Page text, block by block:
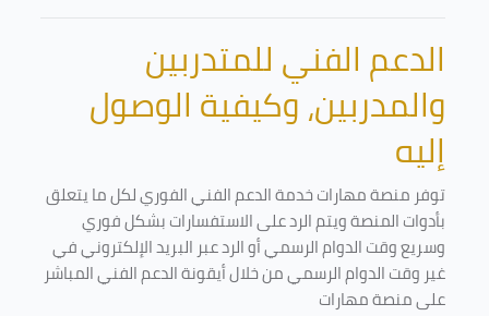
الدعم الفني للمتدربين
والمدربين، وكيفية الوصول
إليه
توفر منصة مهارات خدمة الدعم الفني الفوري لكل ما يتعلق
بأدوات المنصة ويتم الرد على الاستفسارات بشكل فوري
وسريع وقت الدوام الرسمي أو الرد عبر البريد الإلكتروني في
غير وقت الدوام الرسمي من خلال أيقونة الدعم الفني المباشر
على منصة مهارات